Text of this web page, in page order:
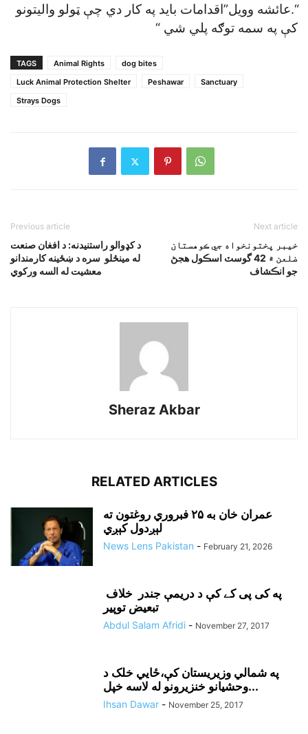
“.عائشه وويل”اقدامات بايد په کار دي چې ټولو واليتونو
کې په سمه توګه پلي شي “
TAGS Animal Rights
dog bites
Luck Animal Protection Shelter
Peshawar
Sanctuary
Strays Dogs
Previous article
د کډوالو راستنيدنه: د افغان صنعت
له مينځلو سره د ښځينه کارمندانو
معشيت له السه ورکوي
Next article
خيبر پختونخواه جي ڪوهستان
ضلعن ۾ 42 گوسٽ اسڪول هجڻ
جو انڪشاف
Sheraz Akbar
RELATED ARTICLES
عمران خان به ۲۵ فبروري روغتون ته
لېږدول کېږي
News Lens Pakistan - February 21, 2026
په کی پی کے کې د دريمې جندر خلاف
تبعيض توپير
Abdul Salam Afridi - November 27, 2017
په شمالي وزيريستان کې،ځايي خلک د
وحشيانو خنزيرونو له لاسه خپل...
Ihsan Dawar - November 25, 2017